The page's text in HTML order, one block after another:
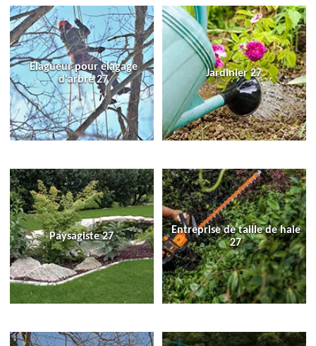
Elagueur pour élagage
d'arbre 27
Jardinier 27
Paysagiste 27
Entreprise de taille de haie
27